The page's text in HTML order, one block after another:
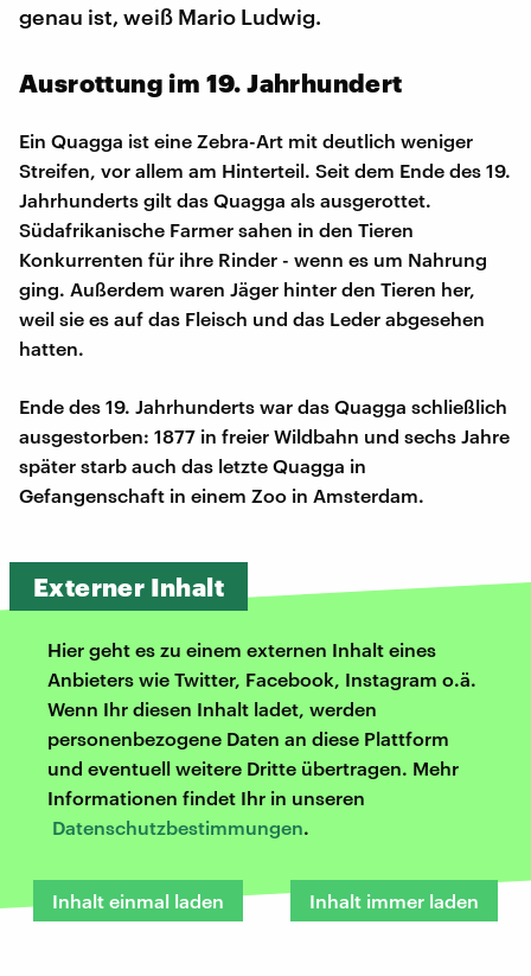
genau ist, weiß Mario Ludwig.
Ausrottung im 19. Jahrhundert
Ein Quagga ist eine Zebra-Art mit deutlich weniger
Streifen, vor allem am Hinterteil. Seit dem Ende des 19.
Jahrhunderts gilt das Quagga als ausgerottet.
Südafrikanische Farmer sahen in den Tieren
Konkurrenten für ihre Rinder - wenn es um Nahrung
ging. Außerdem waren Jäger hinter den Tieren her,
weil sie es auf das Fleisch und das Leder abgesehen
hatten.
Ende des 19. Jahrhunderts war das Quagga schließlich
ausgestorben: 1877 in freier Wildbahn und sechs Jahre
später starb auch das letzte Quagga in
Gefangenschaft in einem Zoo in Amsterdam.
Externer Inhalt
Hier geht es zu einem externen Inhalt eines
Anbieters wie Twitter, Facebook, Instagram o.ä.
Wenn Ihr diesen Inhalt ladet, werden
personenbezogene Daten an diese Plattform
und eventuell weitere Dritte übertragen. Mehr
Informationen findet Ihr in unseren
Datenschutzbestimmungen.
Inhalt einmal laden Inhalt immer laden